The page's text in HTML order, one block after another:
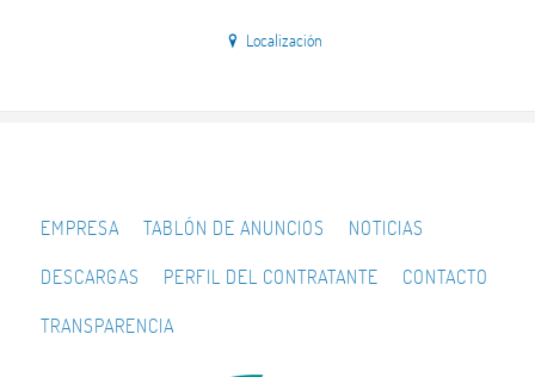
Localización
EMPRESA TABLÓN DE ANUNCIOS NOTICIAS
DESCARGAS PERFIL DEL CONTRATANTE CONTACTO
TRANSPARENCIA